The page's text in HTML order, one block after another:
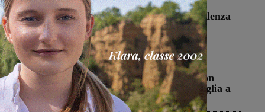
Piscina di Figline finanziata oltre la scadenza
Pnrr, il gruppo di Fratelli d’Italia: “Un
ringraziamento al Governo”
Cronaca 3 Agosto 2026
Scomparso da una struttura di Castiglion
Fiorentino l’uomo che aveva ucciso la figlia a
Levane nel 2020